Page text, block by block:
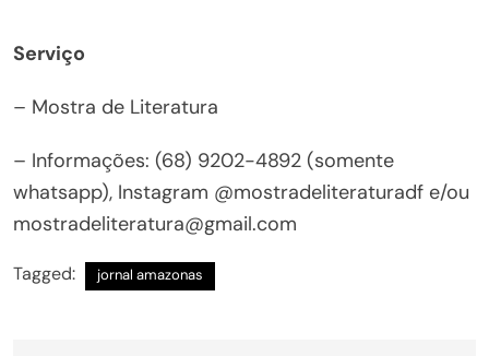
Serviço
– Mostra de Literatura
– Informações: (68) 9202-4892 (somente
whatsapp), Instagram @mostradeliteraturadf e/ou
mostradeliteratura@gmail.com
Tagged: jornal amazonas